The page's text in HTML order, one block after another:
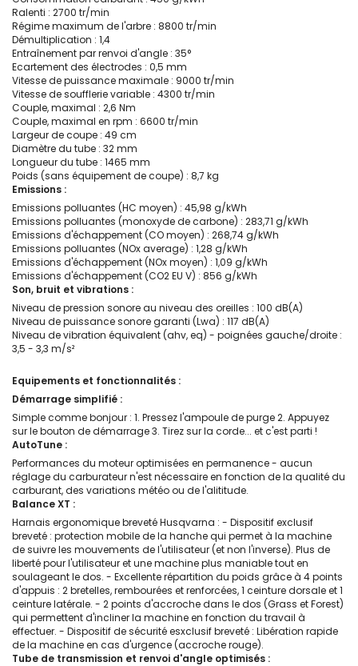
Ralenti : 2700 tr/min
Régime maximum de l'arbre : 8800 tr/min
Démultiplication : 1,4
Entraînement par renvoi d'angle : 35°
Ecartement des électrodes : 0,5 mm
Vitesse de puissance maximale : 9000 tr/min
Vitesse de soufflerie variable : 4300 tr/min
Couple, maximal : 2,6 Nm
Couple, maximal en rpm : 6600 tr/min
Largeur de coupe : 49 cm
Diamètre du tube : 32 mm
Longueur du tube : 1465 mm
Poids (sans équipement de coupe) : 8,7 kg
Emissions :
Emissions polluantes (HC moyen) : 45,98 g/kWh
Emissions polluantes (monoxyde de carbone) : 283,71 g/kWh
Emissions d'échappement (CO moyen) : 268,74 g/kWh
Emissions polluantes (NOx average) : 1,28 g/kWh
Emissions d'échappement (NOx moyen) : 1,09 g/kWh
Emissions d'échappement (CO2 EU V) : 856 g/kWh
Son, bruit et vibrations :
Niveau de pression sonore au niveau des oreilles : 100 dB(A)
Niveau de puissance sonore garanti (Lwa) : 117 dB(A)
Niveau de vibration équivalent (ahv, eq) - poignées gauche/droite :
3,5 - 3,3 m/s²
Equipements et fonctionnalités :
Démarrage simplifié :
Simple comme bonjour : 1. Pressez l'ampoule de purge 2. Appuyez
sur le bouton de démarrage 3. Tirez sur la corde... et c'est parti !
AutoTune :
Performances du moteur optimisées en permanence - aucun
réglage du carburateur n'est nécessaire en fonction de la qualité du
carburant, des variations météo ou de l'alititude.
Balance XT :
Harnais ergonomique breveté Husqvarna : - Dispositif exclusif
breveté : protection mobile de la hanche qui permet à la machine
de suivre les mouvements de l'utilisateur (et non l'inverse). Plus de
liberté pour l'utilisateur et une machine plus maniable tout en
soulageant le dos. - Excellente répartition du poids grâce à 4 points
d'appuis : 2 bretelles, rembourées et renforcées, 1 ceinture dorsale et 1
ceinture latérale. - 2 points d'accroche dans le dos (Grass et Forest)
qui permettent d'incliner la machine en fonction du travail à
effectuer. - Dispositif de sécurité esxclusif breveté : Libération rapide
de la machine en cas d'urgence (accroche rouge).
Tube de transmission et renvoi d'angle optimisés :